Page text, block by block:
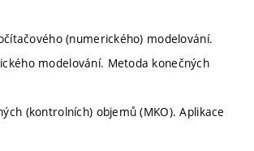
(numerického) modelování.
modelování. Metoda konečných
(kontrolních) objemů (MKO). Aplikace